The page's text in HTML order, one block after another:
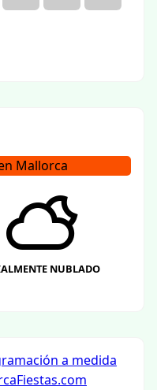
Mallorca
NUBLADO